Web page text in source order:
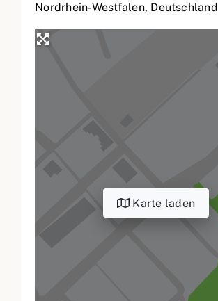
Nordrhein-Westfalen, Deutschland
Karte laden